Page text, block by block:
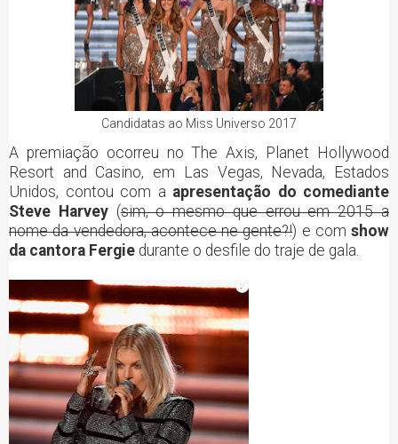
Candidatas ao Miss Universo 2017
A premiação ocorreu no The Axis, Planet Hollywood
Resort and Casino, em Las Vegas, Nevada, Estados
Unidos, contou com a apresentação do comediante
Steve Harvey(sim, o mesmo que errou em 2015 a
nome da vendedora, acontece ne gente?!) e com show
da cantora Fergie durante o desfile do traje de gala.